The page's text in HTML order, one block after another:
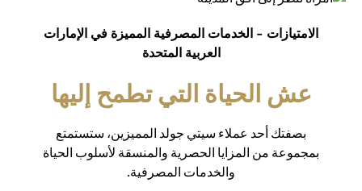
الامتيازات - الخدمات المصرفية المميزة في الإمارات
العربية المتحدة
عش الحياة التي تطمح إليها
بصفتك أحد عملاء سيتي جولد المميزين، ستستمتع
بمجموعة من المزايا الحصرية والمنسقة لأسلوب الحياة
والخدمات المصرفية.